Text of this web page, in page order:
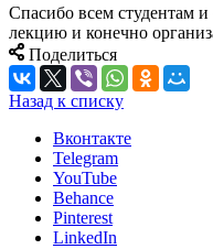
Спасибо всем студентам
лекцию и конечно
Поделиться
Назад к списку
Вконтакте
Telegram
YouTube
Behance
Pinterest
LinkedIn